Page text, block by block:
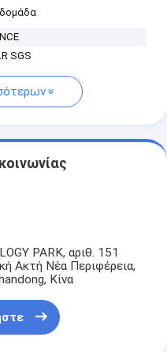
SGS
PARK, αριθ. 151
Ακτή Νέα Περιφέρεια,
Κίνα